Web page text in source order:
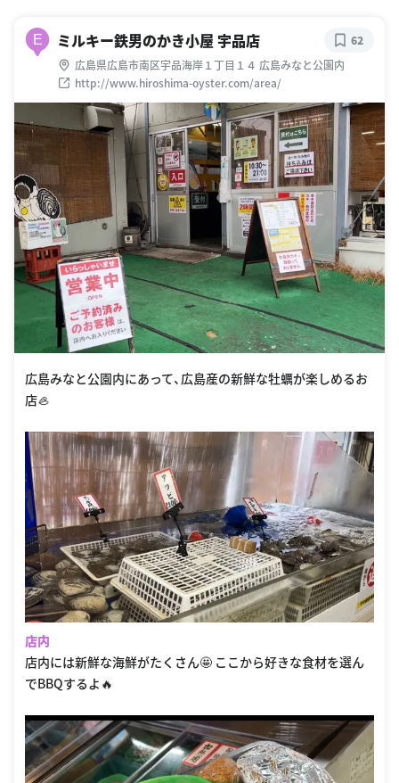
E ミルキー鉄男のかき小屋 宇品店
広島県広島市南区宇品海岸１丁目１４ 広島みなと公園内
http://www.hiroshima-oyster.com/area/
62
広島みなと公園内にあって、広島産の新鮮な牡蠣が楽しめるお
店🦪
店内
店内には新鮮な海鮮がたくさん🤩 ここから好きな食材を選ん
でBBQするよ🔥